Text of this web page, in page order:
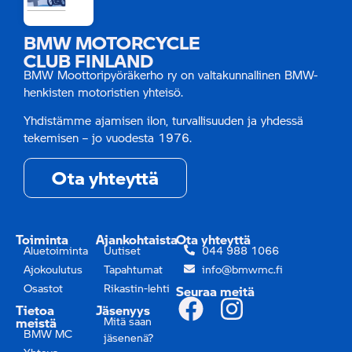
BMW MOTORCYCLE
CLUB FINLAND
BMW Moottoripyöräkerho ry on valtakunnallinen BMW-
henkisten motoristien yhteisö.
Yhdistämme ajamisen ilon, turvallisuuden ja yhdessä
tekemisen – jo vuodesta 1976.
Ota yhteyttä
Toiminta
Aluetoiminta
Ajokoulutus
Osastot
Tietoa
meistä
BMW MC
Ajankohtaista
Uutiset
Tapahtumat
Rikastin-lehti
Jäsenyys
Mitä saan
jäsenenä?
Ota yhteyttä
044 988 1066
info@bmwmc.fi
Seuraa meitä